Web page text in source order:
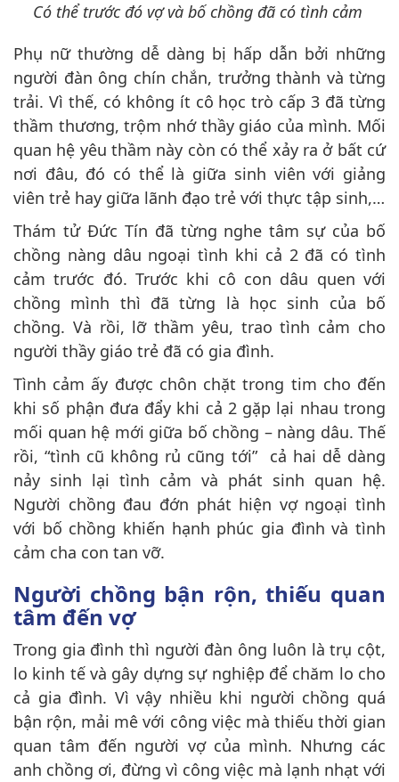
Có thể trước đó vợ và bố chồng đã có tình cảm
Phụ nữ thường dễ dàng bị hấp dẫn bởi những
người đàn ông chín chắn, trưởng thành và từng
trải. Vì thế, có không ít cô học trò cấp 3 đã từng
thầm thương, trộm nhớ thầy giáo của mình. Mối
quan hệ yêu thầm này còn có thể xảy ra ở bất cứ
nơi đâu, đó có thể là giữa sinh viên với giảng
viên trẻ hay giữa lãnh đạo trẻ với thực tập sinh,…
Thám tử Đức Tín đã từng nghe tâm sự của bố
chồng nàng dâu ngoại tình khi cả 2 đã có tình
cảm trước đó. Trước khi cô con dâu quen với
chồng mình thì đã từng là học sinh của bố
chồng. Và rồi, lỡ thầm yêu, trao tình cảm cho
người thầy giáo trẻ đã có gia đình.
Tình cảm ấy được chôn chặt trong tim cho đến
khi số phận đưa đẩy khi cả 2 gặp lại nhau trong
mối quan hệ mới giữa bố chồng – nàng dâu. Thế
rồi, “tình cũ không rủ cũng tới” cả hai dễ dàng
nảy sinh lại tình cảm và phát sinh quan hệ.
Người chồng đau đớn phát hiện vợ ngoại tình
với bố chồng khiến hạnh phúc gia đình và tình
cảm cha con tan vỡ.
Người chồng bận rộn, thiếu quan
tâm đến vợ
Trong gia đình thì người đàn ông luôn là trụ cột,
lo kinh tế và gây dựng sự nghiệp để chăm lo cho
cả gia đình. Vì vậy nhiều khi người chồng quá
bận rộn, mải mê với công việc mà thiếu thời gian
quan tâm đến người vợ của mình. Nhưng các
anh chồng ơi, đừng vì công việc mà lạnh nhạt với